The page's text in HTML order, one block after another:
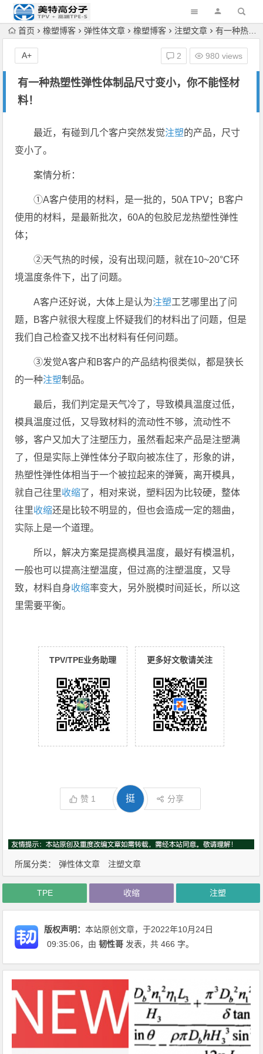
首页 橡塑博客 弹性体文章 橡塑博客 注塑文章 有一种热塑性弹性体制品尺寸变小，你不能怪材料！
有一种热塑性弹性体制品尺寸变小，你不能怪材
料！
2 980 views
A+
所属分类： 弹性体文章 注塑文章
最近，有碰到几个客户突然发觉注塑的产品，尺寸
变小了。
案情分析：
①A客户使用的材料，是一批的，50A TPV；B客户
使用的材料，是最新批次，60A的包胶尼龙热塑性弹性
体；
②天气热的时候，没有出现问题，就在10~20°C环
境温度条件下，出了问题。
A客户还好说，大体上是认为注塑工艺哪里出了问
题，B客户就很大程度上怀疑我们的材料出了问题，但是
我们自己检查又找不出材料有任何问题。
③发觉A客户和B客户的产品结构很类似，都是狭长
的一种注塑制品。
最后，我们判定是天气冷了，导致模具温度过低，
模具温度过低，又导致材料的流动性不够，流动性不
够，客户又加大了注塑压力，虽然看起来产品是注塑满
了，但是实际上弹性体分子取向被冻住了，形象的讲，
热塑性弹性体相当于一个被拉起来的弹簧，离开模具，
就自己往里收缩了，相对来说，塑料因为比较硬，整体
往里收缩还是比较不明显的，但也会造成一定的翘曲，
实际上是一个道理。
所以，解决方案是提高模具温度，最好有模温机，
一般也可以提高注塑温度，但过高的注塑温度，又导
致，材料自身收缩率变大，另外脱模时间延长，所以这
里需要平衡。
TPV/TPE业务助理 更多好文敬请关注
赞 1 挺 分享
TPE 收缩 注塑
版权声明：本站原创文章，于2022年10月24日
09:35:06，由韧性哥 发表，共 466 字。